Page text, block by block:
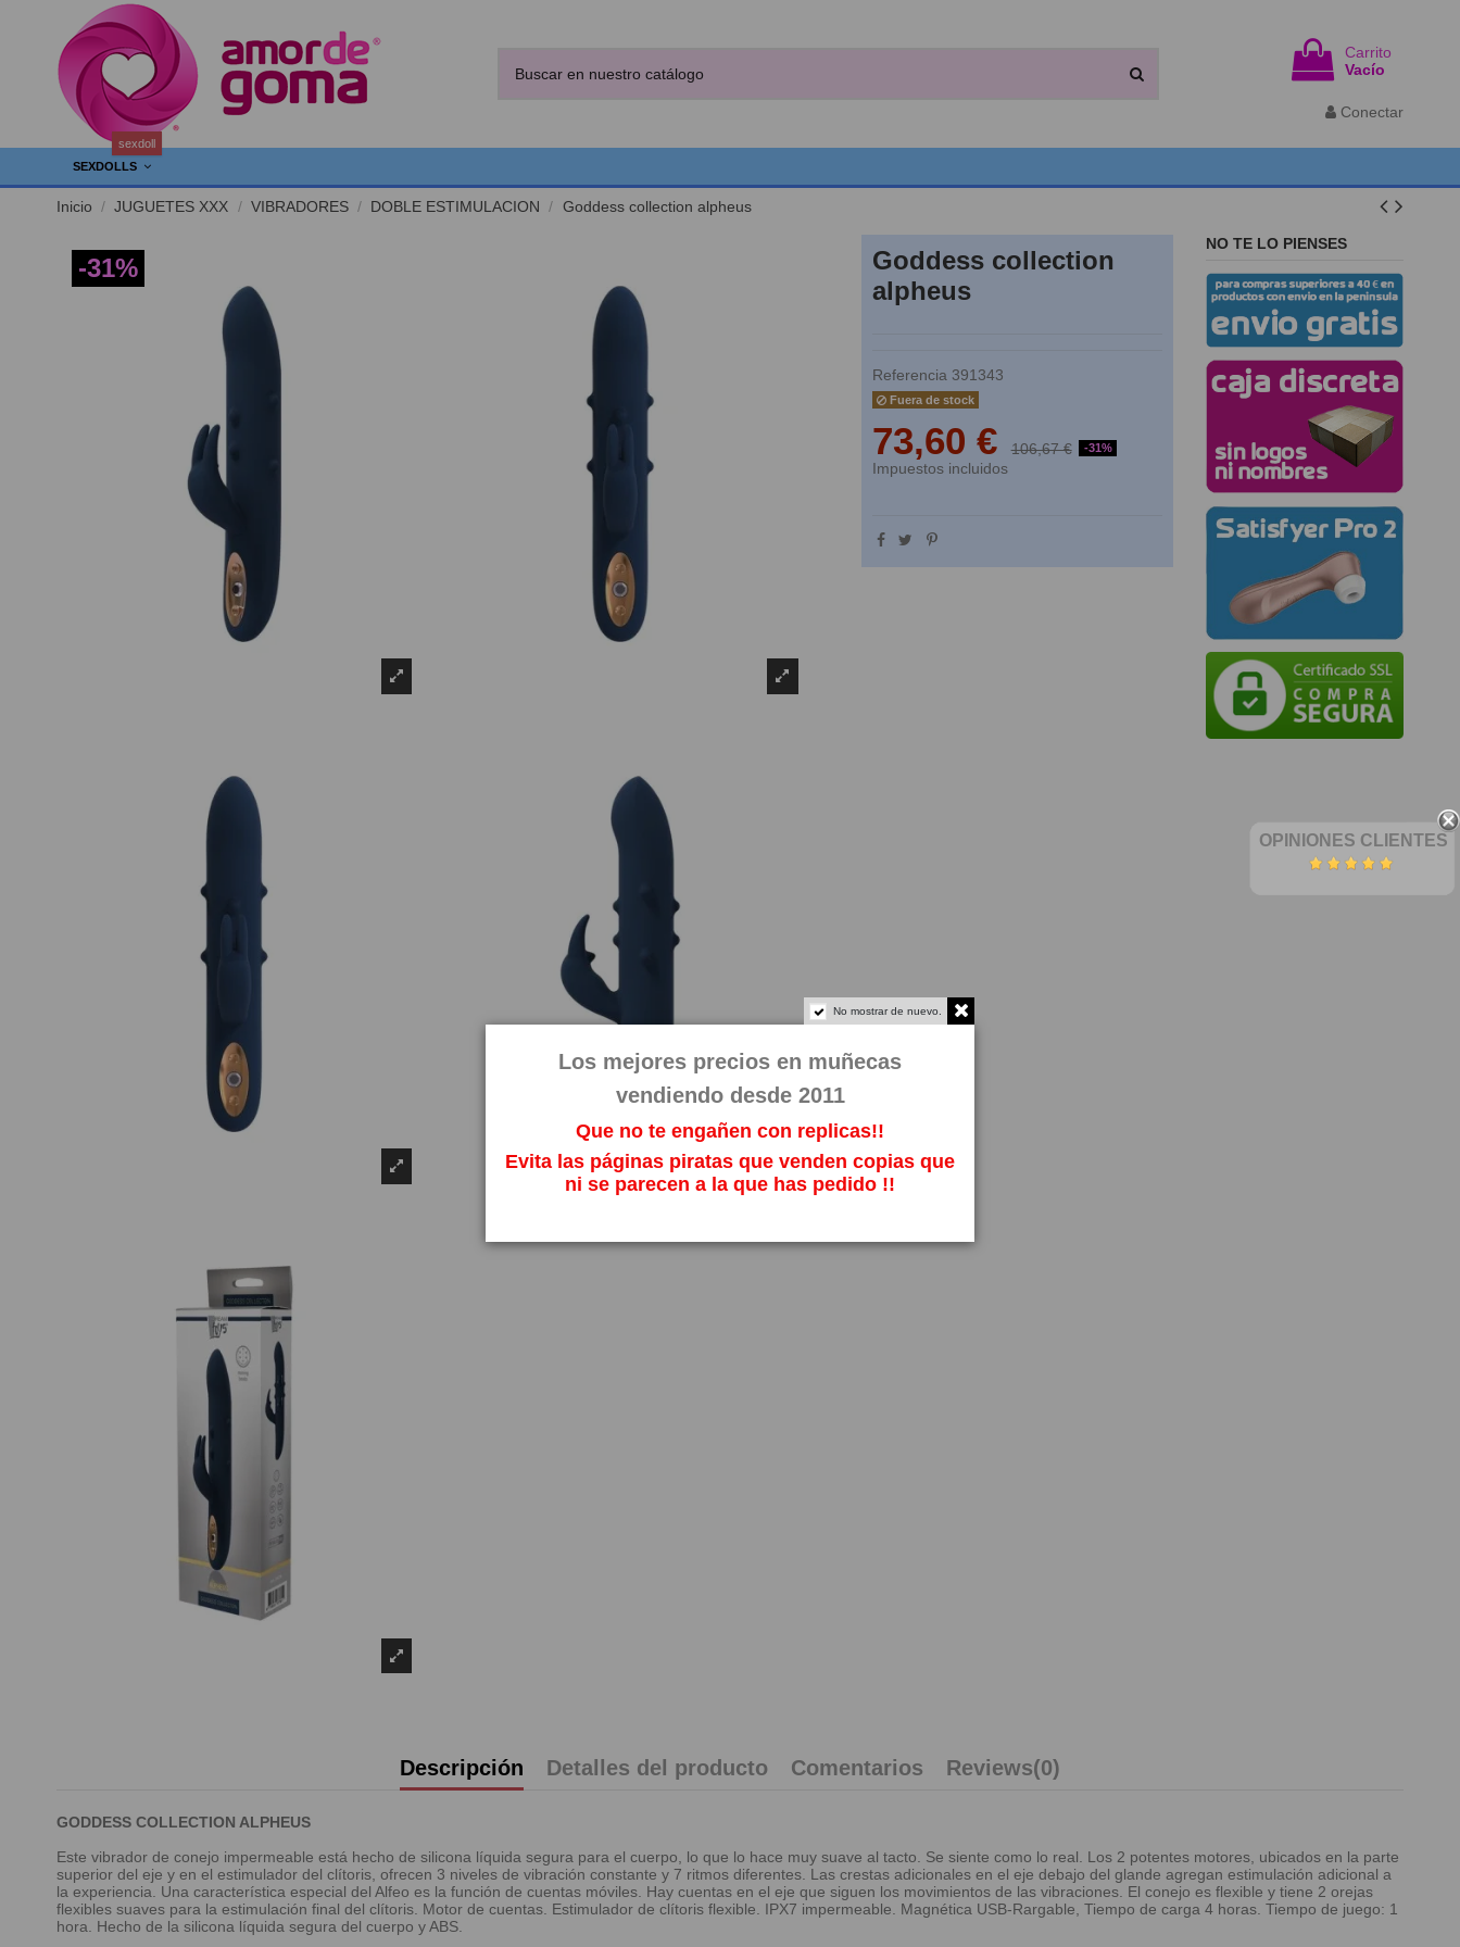
Carrito
Vacío
Conectar
SEXDOLLS
sexdoll
Inicio JUGUETES XXX VIBRADORES DOBLE ESTIMULACION Goddess collection alpheus
-31%
Goddess collection
alpheus
Referencia 391343
Fuera de stock
73,60 € 106,67 € -31%
Impuestos incluidos
NO TE LO PIENSES
Descripción Detalles del producto Comentarios Reviews(0)
GODDESS COLLECTION ALPHEUS
Este vibrador de conejo impermeable está hecho de silicona líquida segura para el cuerpo, lo que lo hace muy suave al tacto. Se siente como lo real. Los 2 potentes motores, ubicados en la parte
superior del eje y en el estimulador del clítoris, ofrecen 3 niveles de vibración constante y 7 ritmos diferentes. Las crestas adicionales en el eje debajo del glande agregan estimulación adicional a
la experiencia. Una característica especial del Alfeo es la función de cuentas móviles. Hay cuentas en el eje que siguen los movimientos de las vibraciones. El conejo es flexible y tiene 2 orejas
flexibles suaves para la estimulación final del clítoris. Motor de cuentas. Estimulador de clítoris flexible. IPX7 impermeable. Magnética USB-Rargable, Tiempo de carga 4 horas. Tiempo de juego: 1
hora. Hecho de la silicona líquida segura del cuerpo y ABS.
OPINIONES CLIENTES
No mostrar de nuevo.
Los mejores precios en muñecas
vendiendo desde 2011
Que no te engañen con replicas!!
Evita las páginas piratas que venden copias que
ni se parecen a la que has pedido !!